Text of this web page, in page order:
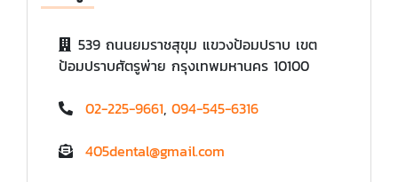
539 ถนนยมราชสุขุม แขวงป้อมปราบ เขต
ป้อมปราบศัตรูพ่าย กรุงเทพมหานคร 10100
02-225-9661, 094-545-6316
405dental@gmail.com